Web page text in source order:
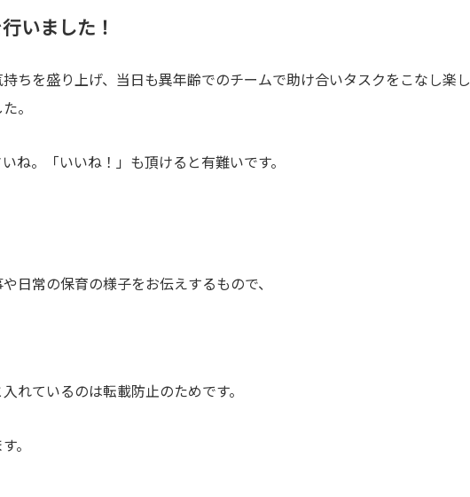
いました！
ちを盛り上げ、当日も異年齢でのチームで助け合いタスクをこなし楽し
。
ね。「いいね！」も頂けると有難いです。
日常の保育の様子をお伝えするもので、
れているのは転載防止のためです。
。